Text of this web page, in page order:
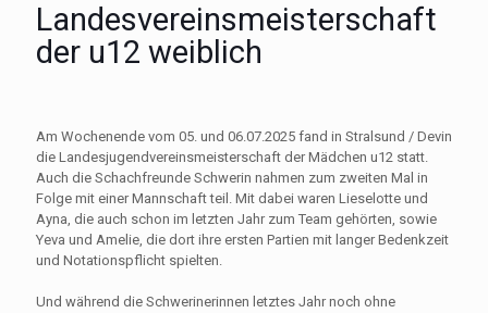
Landesvereinsmeisterschaft
der u12 weiblich
Am Wochenende vom 05. und 06.07.2025 fand in Stralsund / Devin
die Landesjugendvereinsmeisterschaft der Mädchen u12 statt.
Auch die Schachfreunde Schwerin nahmen zum zweiten Mal in
Folge mit einer Mannschaft teil. Mit dabei waren Lieselotte und
Ayna, die auch schon im letzten Jahr zum Team gehörten, sowie
Yeva und Amelie, die dort ihre ersten Partien mit langer Bedenkzeit
und Notationspflicht spielten.
Und während die Schwerinerinnen letztes Jahr noch ohne